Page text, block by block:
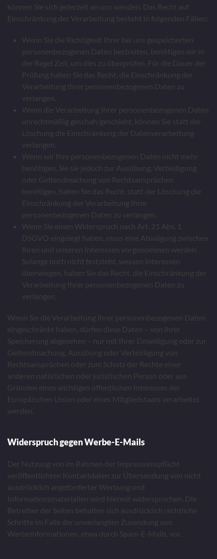
können Sie sich jederzeit an uns wenden. Das Recht auf
Einschränkung der Verarbeitung besteht in folgenden Fällen:
Wenn Sie die Richtigkeit Ihrer bei uns gespeicherten
personenbezogenen Daten bestreiten, benötigen wir in
der Regel Zeit, um dies zu überprüfen. Für die Dauer der
Prüfung haben Sie das Recht, die Einschränkung der
Verarbeitung Ihrer personenbezogenen Daten zu
verlangen.
Wenn die Verarbeitung Ihrer personenbezogenen Daten
unrechtmäßig geschah/geschieht, können Sie statt der
Löschung die Einschränkung der Datenverarbeitung
verlangen.
Wenn wir Ihre personenbezogenen Daten nicht mehr
benötigen, Sie sie jedoch zur Ausübung, Verteidigung
oder Geltendmachung von Rechtsansprüchen
benötigen, haben Sie das Recht, statt der Löschung die
Einschränkung der Verarbeitung Ihrer
personenbezogenen Daten zu verlangen.
Wenn Sie einen Widerspruch nach Art. 21 Abs. 1
DSGVO eingelegt haben, muss eine Abwägung zwischen
Ihren und unseren Interessen vorgenommen werden.
Solange noch nicht feststeht, wessen Interessen
überwiegen, haben Sie das Recht, die Einschränkung der
Verarbeitung Ihrer personenbezogenen Daten zu
verlangen.
Wenn Sie die Verarbeitung Ihrer personenbezogenen Daten
eingeschränkt haben, dürfen diese Daten – von ihrer
Speicherung abgesehen – nur mit Ihrer Einwilligung oder zur
Geltendmachung, Ausübung oder Verteidigung von
Rechtsansprüchen oder zum Schutz der Rechte einer
anderen natürlichen oder juristischen Person oder aus
Gründen eines wichtigen öffentlichen Interesses der
Europäischen Union oder eines Mitgliedstaats verarbeitet
werden.
Widerspruch gegen Werbe-E-Mails
Der Nutzung von im Rahmen der Impressumspflicht
veröffentlichten Kontaktdaten zur Übersendung von nicht
ausdrücklich angeforderter Werbung und
Informationsmaterialien wird hiermit widersprochen. Die
Betreiber der Seiten behalten sich ausdrücklich rechtliche
Schritte im Falle der unverlangten Zusendung von
Werbeinformationen, etwa durch Spam-E-Mails, vor.